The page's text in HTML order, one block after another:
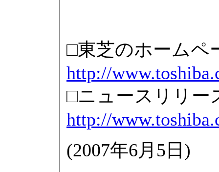
□東芝のホームペ
http://
□ニュースリリー
http://
(2007年6月5日 )